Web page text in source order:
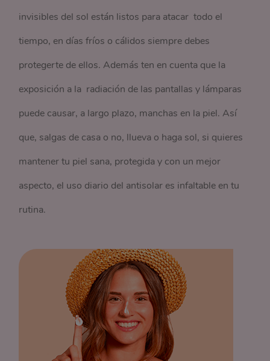
invisibles del sol están listos para atacar todo el
tiempo, en días fríos o cálidos siempre debes
protegerte de ellos. Además ten en cuenta que la
exposición a la radiación de las pantallas y lámparas
puede causar, a largo plazo, manchas en la piel. Así
que, salgas de casa o no, llueva o haga sol, si quieres
mantener tu piel sana, protegida y con un mejor
aspecto, el uso diario del antisolar es infaltable en tu
rutina.